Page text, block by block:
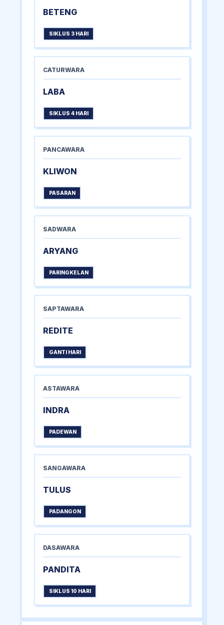
BETENG
SIKLUS 3 HARI
CATURWARA
LABA
SIKLUS 4 HARI
PANCAWARA
KLIWON
PASARAN
SADWARA
ARYANG
PARINGKELAN
SAPTAWARA
REDITE
GANTI HARI
ASTAWARA
INDRA
PADEWAN
SANGAWARA
TULUS
PADANGON
DASAWARA
PANDITA
SIKLUS 10 HARI